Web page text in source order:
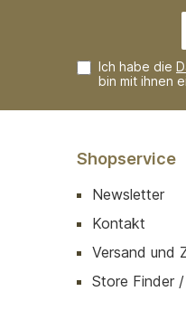
Ich habe die
bin mit ihnen
Shopservice
Newsletter
Kontakt
Versand und
Store Finder